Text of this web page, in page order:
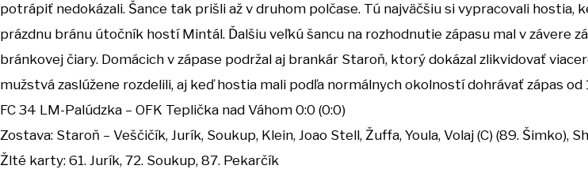
potrápiť nedokázali. Šance tak prišli až v druhom polčase. Tú najväčšiu si vypracovali
prázdnu bránu útočník hostí Mintál. Ďalšiu veľkú šancu na rozhodnutie zápasu mal v závere
bránkovej čiary. Domácich v zápase podržal aj brankár Staroň, ktorý dokázal zlikvidovať
mužstvá zaslúžene rozdelili, aj keď hostia mali podľa normálnych okolností dohrávať zápas
FC 34 LM-Palúdzka – OFK Teplička nad Váhom 0:0 (0:0)
Zostava: Staroň – Veščičík, Jurík, Soukup, Klein, Joao Stell, Žuffa, Youla, Volaj (C) (89. Šimko),
Žlté karty: 61. Jurík, 72. Soukup, 87. Pekarčík